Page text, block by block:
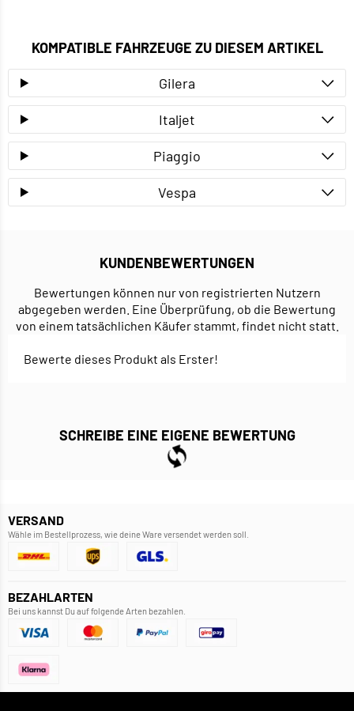
KOMPATIBLE FAHRZEUGE ZU DIESEM ARTIKEL
Gilera
Italjet
Piaggio
Vespa
KUNDENBEWERTUNGEN
Bewertungen können nur von registrierten Nutzern
abgegeben werden. Eine Überprüfung, ob die Bewertung
von einem tatsächlichen Käufer stammt, findet nicht statt.
Bewerte dieses Produkt als Erster!
SCHREIBE EINE EIGENE BEWERTUNG
VERSAND
Wähle im Bestellprozess, wie deine Ware versendet werden soll.
BEZAHLARTEN
Bei uns kannst Du auf folgende Arten bezahlen.